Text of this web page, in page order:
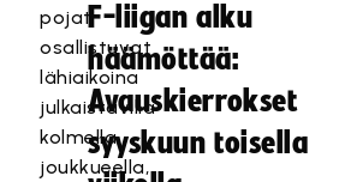
pojat
osallistuvat
lähiaikoina
julkaistavilla
kolmella
joukkueella,
F-liigan alku
häämöttää:
Avauskierrokset
syyskuun toisella